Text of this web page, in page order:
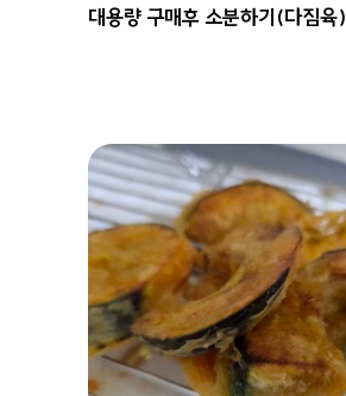
대용량 구매후 소분하기(다짐육)